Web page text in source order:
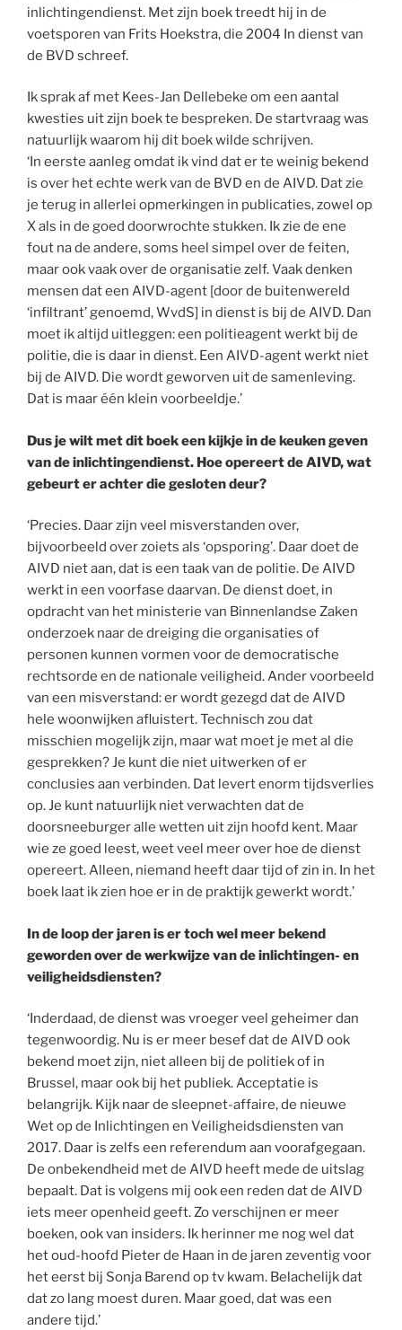
inlichtingendienst. Met zijn boek treedt hij in de
voetsporen van Frits Hoekstra, die 2004 In dienst van
de BVD schreef.
Ik sprak af met Kees-Jan Dellebeke om een aantal
kwesties uit zijn boek te bespreken. De startvraag was
natuurlijk waarom hij dit boek wilde schrijven.
‘In eerste aanleg omdat ik vind dat er te weinig bekend
is over het echte werk van de BVD en de AIVD. Dat zie
je terug in allerlei opmerkingen in publicaties, zowel op
X als in de goed doorwrochte stukken. Ik zie de ene
fout na de andere, soms heel simpel over de feiten,
maar ook vaak over de organisatie zelf. Vaak denken
mensen dat een AIVD-agent [door de buitenwereld
‘infiltrant’ genoemd, WvdS] in dienst is bij de AIVD. Dan
moet ik altijd uitleggen: een politieagent werkt bij de
politie, die is daar in dienst. Een AIVD-agent werkt niet
bij de AIVD. Die wordt geworven uit de samenleving.
Dat is maar één klein voorbeeldje.’
Dus je wilt met dit boek een kijkje in de keuken geven
van de inlichtingendienst. Hoe opereert de AIVD, wat
gebeurt er achter die gesloten deur?
‘Precies. Daar zijn veel misverstanden over,
bijvoorbeeld over zoiets als ‘opsporing’. Daar doet de
AIVD niet aan, dat is een taak van de politie. De AIVD
werkt in een voorfase daarvan. De dienst doet, in
opdracht van het ministerie van Binnenlandse Zaken
onderzoek naar de dreiging die organisaties of
personen kunnen vormen voor de democratische
rechtsorde en de nationale veiligheid. Ander voorbeeld
van een misverstand: er wordt gezegd dat de AIVD
hele woonwijken afluistert. Technisch zou dat
misschien mogelijk zijn, maar wat moet je met al die
gesprekken? Je kunt die niet uitwerken of er
conclusies aan verbinden. Dat levert enorm tijdsverlies
op. Je kunt natuurlijk niet verwachten dat de
doorsneeburger alle wetten uit zijn hoofd kent. Maar
wie ze goed leest, weet veel meer over hoe de dienst
opereert. Alleen, niemand heeft daar tijd of zin in. In het
boek laat ik zien hoe er in de praktijk gewerkt wordt.’
In de loop der jaren is er toch wel meer bekend
geworden over de werkwijze van de inlichtingen- en
veiligheidsdiensten?
‘Inderdaad, de dienst was vroeger veel geheimer dan
tegenwoordig. Nu is er meer besef dat de AIVD ook
bekend moet zijn, niet alleen bij de politiek of in
Brussel, maar ook bij het publiek. Acceptatie is
belangrijk. Kijk naar de sleepnet-affaire, de nieuwe
Wet op de Inlichtingen en Veiligheidsdiensten van
2017. Daar is zelfs een referendum aan voorafgegaan.
De onbekendheid met de AIVD heeft mede de uitslag
bepaalt. Dat is volgens mij ook een reden dat de AIVD
iets meer openheid geeft. Zo verschijnen er meer
boeken, ook van insiders. Ik herinner me nog wel dat
het oud-hoofd Pieter de Haan in de jaren zeventig voor
het eerst bij Sonja Barend op tv kwam. Belachelijk dat
dat zo lang moest duren. Maar goed, dat was een
andere tijd.’